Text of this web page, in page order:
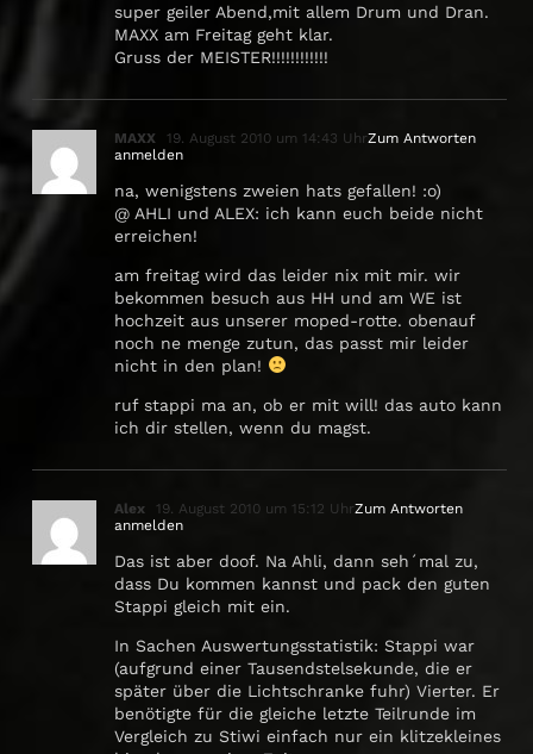
super geiler Abend,mit allem Drum und Dran.
MAXX am Freitag geht klar.
Gruss der MEISTER!!!!!!!!!!!!
MAXX 19. August 2010 um 14:43 UhrZum Antworten
anmelden
na, wenigstens zweien hats gefallen! :o)
@ AHLI und ALEX: ich kann euch beide nicht
erreichen!
am freitag wird das leider nix mit mir. wir
bekommen besuch aus HH und am WE ist
hochzeit aus unserer moped-rotte. obenauf
noch ne menge zutun, das passt mir leider
nicht in den plan!
ruf stappi ma an, ob er mit will! das auto kann
ich dir stellen, wenn du magst.
Alex 19. August 2010 um 15:12 UhrZum Antworten
anmelden
Das ist aber doof. Na Ahli, dann seh´mal zu,
dass Du kommen kannst und pack den guten
Stappi gleich mit ein.
In Sachen Auswertungsstatistik: Stappi war
(aufgrund einer Tausendstelsekunde, die er
später über die Lichtschranke fuhr) Vierter. Er
benötigte für die gleiche letzte Teilrunde im
Vergleich zu Stiwi einfach nur ein klitzekleines